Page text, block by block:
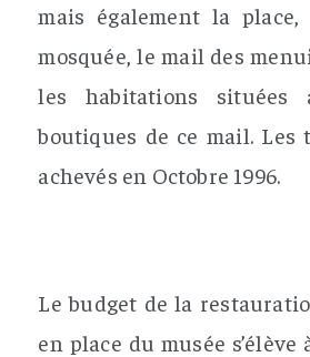
mais également la
mosquée, le mail des
les habitations situées
boutiques de ce mail. Les
achevés en Octobre 1996.
Le budget de la
en place du musée